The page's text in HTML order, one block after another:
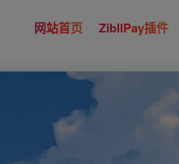
网站首页 ZibllPay插件